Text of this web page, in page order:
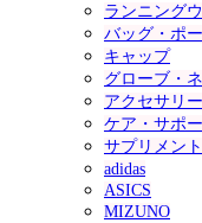
ランニング
バッグ・ポ
キャップ
グローブ・
アクセサリ
ケア・サポ
サプリメント
adidas
ASICS
MIZUNO